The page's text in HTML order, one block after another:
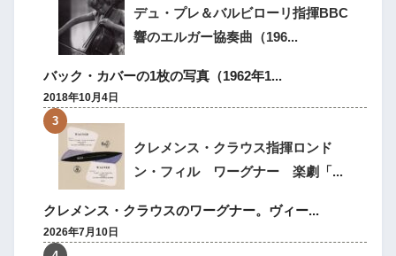
デュ・プレ＆バルビローリ指揮BBC
響のエルガー協奏曲（196...
バック・カバーの1枚の写真（1962年1...
2018年10月4日
クレメンス・クラウス指揮ロンド
ン・フィル ワーグナー 楽劇「...
クレメンス・クラウスのワーグナー。ヴィー...
2026年7月10日